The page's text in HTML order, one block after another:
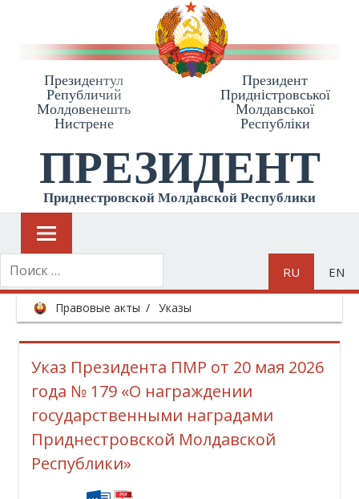
Президентул
Републичий
Молдовенешть
Нистрене
Президент
Приднiстровської
Молдавської
Республiки
ПРЕЗИДЕНТ
Приднестровской Молдавской Республики
RU EN
Правовые акты Указы
Указ Президента ПМР от 20 мая 2026
года № 179 «О награждении
государственными наградами
Приднестровской Молдавской
Республики»